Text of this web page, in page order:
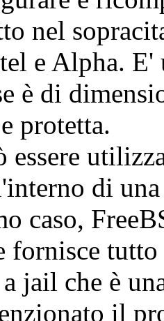
nel
e Alpha. E'
è di
protetta.
essere
di
caso,
fornisce
jail che è
il